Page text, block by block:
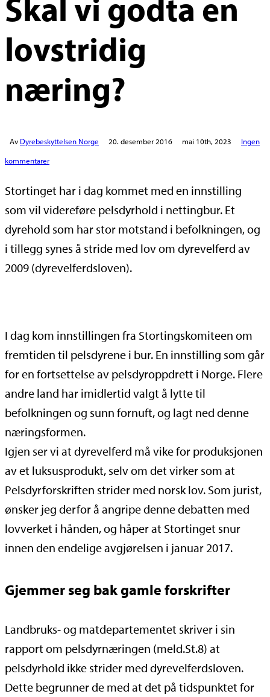
lovstridig
næring?
Av Dyrebeskyttelsen Norge 20. desember 2016 mai 10th, 2023
Ingen
kommentarer
Stortinget har i dag kommet med en innstilling
som vil videreføre pelsdyrhold i nettingbur. Et
dyrehold som har stor motstand i befolkningen, og
i tillegg synes å stride med lov om dyrevelferd av
2009 (dyrevelferdsloven).
I dag kom innstillingen fra Stortingskomiteen om
fremtiden til pelsdyrene i bur. En innstilling som går
for en fortsettelse av pelsdyroppdrett i Norge. Flere
andre land har imidlertid valgt å lytte til
befolkningen og sunn fornuft, og lagt ned denne
næringsformen.
Igjen ser vi at dyrevelferd må vike for produksjonen
av et luksusprodukt, selv om det virker som at
Pelsdyrforskriften strider med norsk lov. Som jurist,
ønsker jeg derfor å angripe denne debatten med
lovverket i hånden, og håper at Stortinget snur
innen den endelige avgjørelsen i januar 2017.
Gjemmer seg bak gamle forskrifter
Landbruks- og matdepartementet skriver i sin
rapport om pelsdyrnæringen (meld.St.8) at
pelsdyrhold ikke strider med dyrevelferdsloven.
Dette begrunner de med at det på tidspunktet for